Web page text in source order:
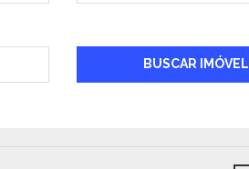
BUSCAR IMÓVEL